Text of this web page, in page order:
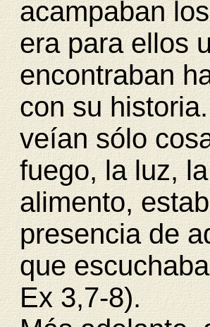
acampaban
era para ellos
encontraban
con su
veían sólo
fuego, la luz,
alimento,
presencia de
que
Ex 3,7-8).